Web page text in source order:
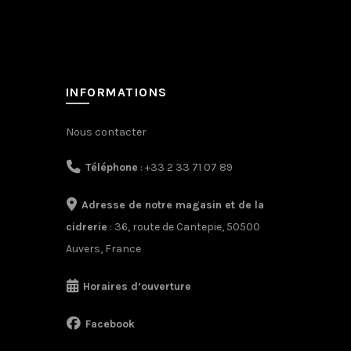
INFORMATIONS
Nous contacter
Téléphone : +33 2 33 71 07 89
Adresse de notre magasin et de la
cidrerie : 36, route de Cantepie, 50500
Auvers, France
Horaires d’ouverture
Facebook